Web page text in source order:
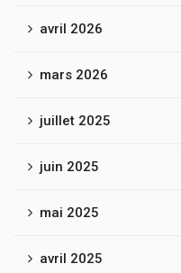
avril 2026
mars 2026
juillet 2025
juin 2025
mai 2025
avril 2025